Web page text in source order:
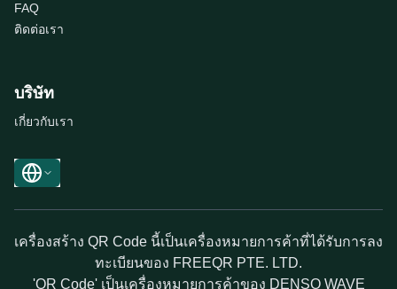
FAQ
ติดต่อเรา
บริษัท
เกี่ยวกับเรา
เครื่องสร้าง QR Code นี้เป็นเครื่องหมายการค้าที่ได้รับการลง
ทะเบียนของ FREEQR PTE. LTD.
'QR Code' เป็นเครื่องหมายการค้าของ DENSO WAVE